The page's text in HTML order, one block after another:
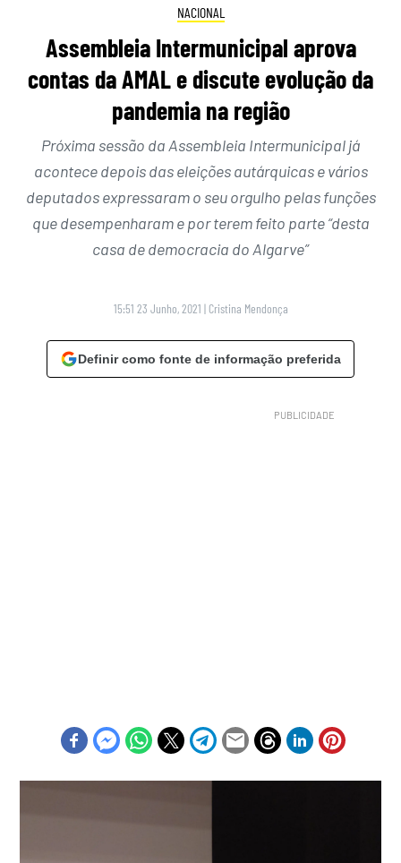
NACIONAL
Assembleia Intermunicipal aprova
contas da AMAL e discute evolução da
pandemia na região
Próxima sessão da Assembleia Intermunicipal já
acontece depois das eleições autárquicas e vários
deputados expressaram o seu orgulho pelas funções
que desempenharam e por terem feito parte “desta
casa de democracia do Algarve”
15:51 23 Junho, 2021 | Cristina Mendonça
Definir como fonte de informação preferida